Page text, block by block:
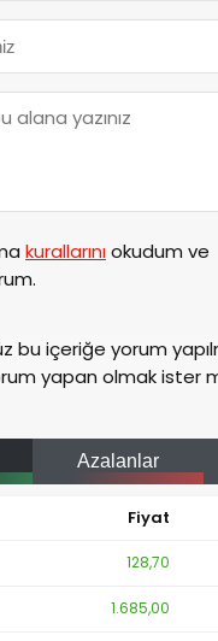
kurallarınıokudum ve
bu içeriğe yorum
yapan olmak ister
Azalanlar
Fiyat
128,70
1.685,00